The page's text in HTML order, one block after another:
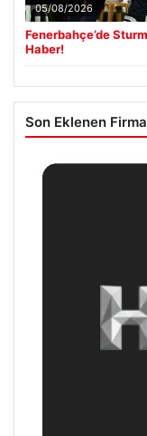
05/08/2026
Fenerbahçe’de
Haber!
Son Eklenen